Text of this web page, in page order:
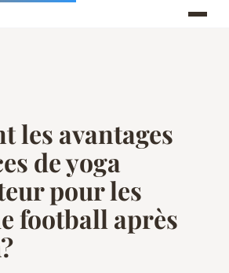
les avantages
de yoga
pour les
football après